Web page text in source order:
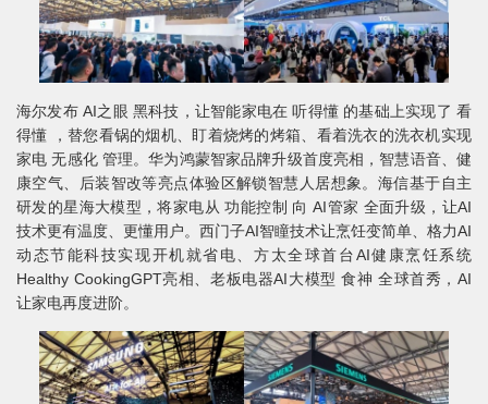
海尔发布 AI之眼 黑科技，让智能家电在 听得懂 的基础上实现了 看
得懂 ，替您看锅的烟机、盯着烧烤的烤箱、看着洗衣的洗衣机实现
家电 无感化 管理。华为鸿蒙智家品牌升级首度亮相，智慧语音、健
康空气、后装智改等亮点体验区解锁智慧人居想象。海信基于自主
研发的星海大模型，将家电从 功能控制 向 AI管家 全面升级，让AI
技术更有温度、更懂用户。西门子AI智瞳技术让烹饪变简单、格力AI
动态节能科技实现开机就省电、方太全球首台AI健康烹饪系统
Healthy CookingGPT亮相、老板电器AI大模型 食神 全球首秀，AI
让家电再度进阶。